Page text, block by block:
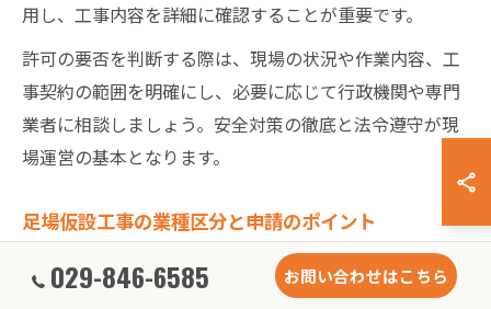
用し、工事内容を詳細に確認することが重要です。
許可の要否を判断する際は、現場の状況や作業内容、工
事契約の範囲を明確にし、必要に応じて行政機関や専門
業者に相談しましょう。安全対策の徹底と法令遵守が現
場運営の基本となります。
足場仮設工事の業種区分と申請のポイント
足場仮設工事は、建設業法に基づき「とび・土工工事
業」に分類されます。茨城県で足場工事を行う場合、業
029-846-6585 お問い合わせはこちら